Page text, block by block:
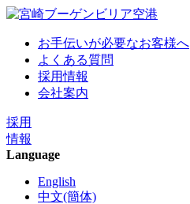
お手伝いが必要なお客様へ
よくある質問
採用情報
会社案内
採用
情報
Language
English
中文(簡体)